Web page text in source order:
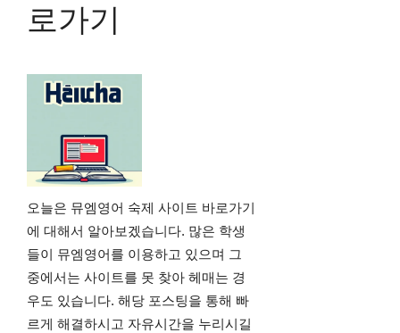
로가기
오늘은 뮤엠영어 숙제 사이트 바로가기
에 대해서 알아보겠습니다. 많은 학생
들이 뮤엠영어를 이용하고 있으며 그
중에서는 사이트를 못 찾아 헤매는 경
우도 있습니다. 해당 포스팅을 통해 빠
르게 해결하시고 자유시간을 누리시길